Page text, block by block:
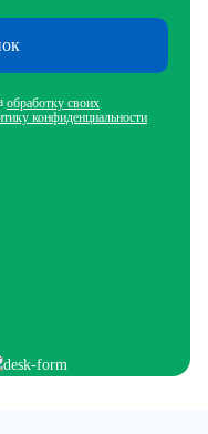
обработку своих
конфиденциальности